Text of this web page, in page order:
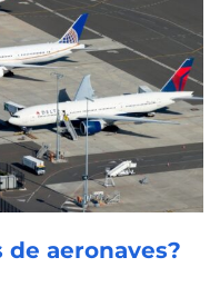
aeronaves?